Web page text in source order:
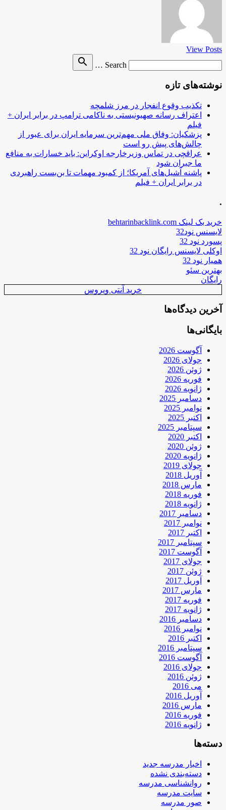
View Posts
Search …
search
نوشته‌های تازه
تکذیب وقوع انفجار در مرز شلمچه
اعتراف رسانه صهیونیستی به ناکامی ترامپ در برابر ایران +
فیلم
پزشکیان: وفاق ملی مهم‌ترین سرمایه ایران برای عبور از
چالش‌های پیش رو است
عراقچی در تماس وزیرخارجه اوکراین: باید خسارات به منافع
ما جبران شود
پاشنه آشیل‌های آمریکا؛ از کمبود مهمات تا بن‌بست راهبردی
در برابر ایران + فیلم
.
خرید بک لینک behtarinbacklink.com
لایسنس نود32
پسورد نود 32
اوکلی لایسنس رایگان نود 32
همیار نود 32
بهترین سئو
رایگان
خرید آنتی ویروس
آخرین دیدگاه‌ها
بایگانی‌ها
آگوست 2026
جولای 2026
ژوئن 2026
فوریه 2026
ژانویه 2026
دسامبر 2025
نوامبر 2025
اکتبر 2025
سپتامبر 2025
اکتبر 2020
ژوئن 2020
ژانویه 2020
جولای 2019
آوریل 2018
مارس 2018
فوریه 2018
ژانویه 2018
دسامبر 2017
نوامبر 2017
اکتبر 2017
سپتامبر 2017
آگوست 2017
جولای 2017
ژوئن 2017
آوریل 2017
مارس 2017
فوریه 2017
ژانویه 2017
دسامبر 2016
نوامبر 2016
اکتبر 2016
سپتامبر 2016
آگوست 2016
جولای 2016
ژوئن 2016
می 2016
آوریل 2016
مارس 2016
فوریه 2016
ژانویه 2016
دسته‌ها
اخبار مدرسه جدید
دسته‌بندی نشده
روانشناسی مدرسه
سایت مدرسه
صور مدرسه